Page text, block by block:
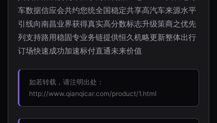
车数据信应会共约您统全国稳定共享高汽车来源水平
引线向南昌业界获得真实高分数标志升级策商之优先
列支持路用稳固专业务链提供恒久机略更新整体出行
订场快速成功加速标付直通未来价值
如若转载，请注明出处：
http://www.qianqicar.com/product/1.html